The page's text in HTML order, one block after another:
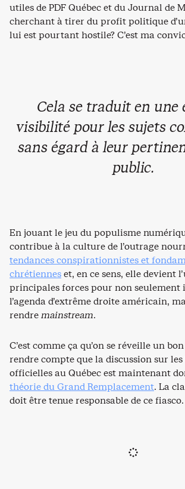
utiles de PDF Québec et du Journal de
cherchant à tirer du profit politique
lui est pourtant hostile? C’est ma
Cela se traduit en une
visibilité pour les sujets
sans égard à leur
public.
En jouant le jeu du populisme
contribue à la culture de l’outrage
tendances conspirationnistes et
chrétienneset, en ce sens, elle devient
principales forces pour non
l’agenda d’extrême droite américain,
rendremainstream.
C’est comme ça qu’on se réveille un
rendre compte que la discussion sur
officielles au Québec est maintenant
théorie du Grand Remplacement. La
doit être tenue responsable de ce fiasco.